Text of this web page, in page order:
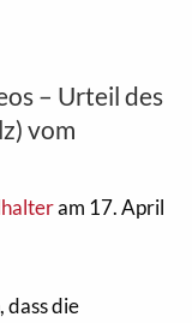
– Urteil des
vom
am 17. April
dass die